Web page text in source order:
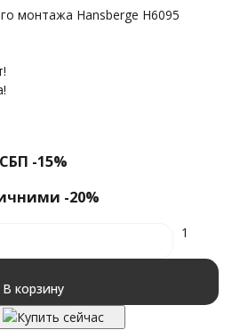
монтажа Hansberge H6095
СБП -15%
-20%
1
В корзину
Купить сейчас